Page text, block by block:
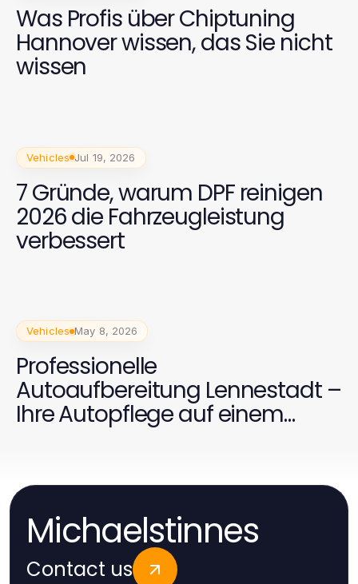
Was Profis über Chiptuning
Hannover wissen, das Sie nicht
wissen
Vehicles Jul 19, 2026
7 Gründe, warum DPF reinigen
2026 die Fahrzeugleistung
verbessert
Vehicles May 8, 2026
Professionelle
Autoaufbereitung Lennestadt –
Ihre Autopflege auf einem
Michaelstinnes
Contact us